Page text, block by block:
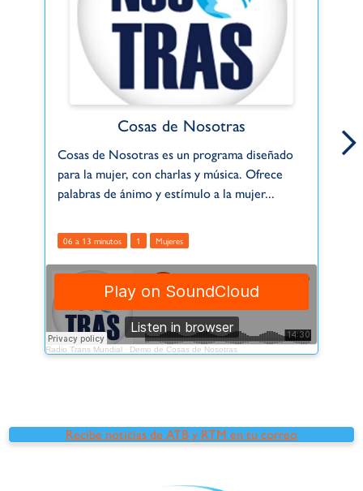
Cosas de Nosotras
Cosas de Nosotras es un programa diseñado
para la mujer, con charlas y música. Ofrece
palabras de ánimo y estímulo a la mujer...
06 a 13 minutos 1 Mujeres
Radio Trans Mundial · Demo de Cosas de Nosotras
Recibe noticias de ATB y RTM en tu correo